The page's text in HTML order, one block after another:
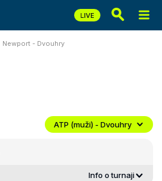
Newport - Dvouhry
ATP (muži) - Dvouhry
Info o turnaji